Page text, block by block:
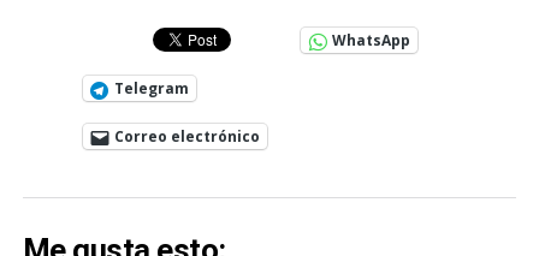
WhatsApp
Telegram
Correo electrónico